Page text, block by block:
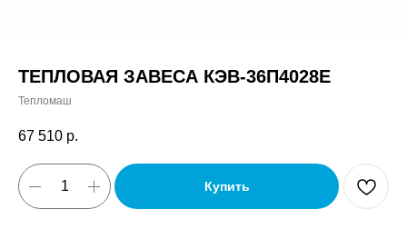
ТЕПЛОВАЯ ЗАВЕСА КЭВ-36П4028Е
Тепломаш
67 510 р.
Купить